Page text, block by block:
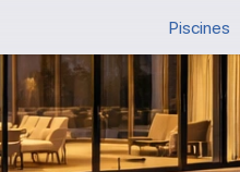
Piscines